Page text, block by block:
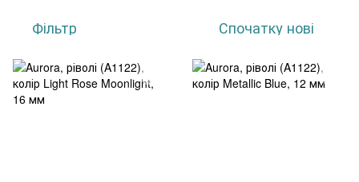
Фільтр Спочатку нові